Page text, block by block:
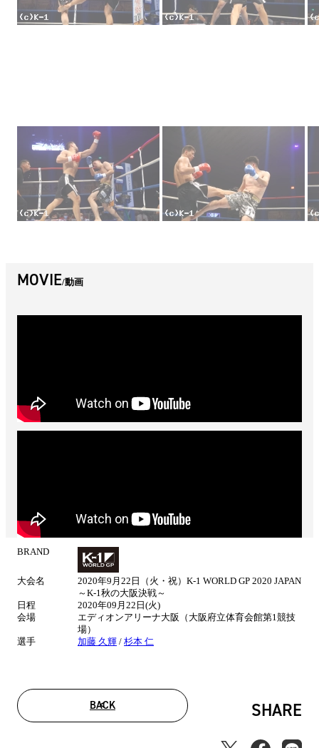
MOVIE 動画
BRAND
大会名
2020年9月22日（火・祝）K-1 WORLD GP 2020 JAPAN
～K-1秋の大阪決戦～
日程
2020年09月22日(火)
会場
エディオンアリーナ大阪（大阪府立体育会館第1競技
場）
選手
加藤 久輝 / 杉本 仁
BACK SHARE